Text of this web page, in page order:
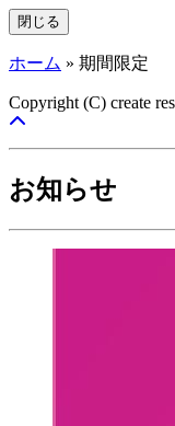
閉じる
ホーム » 期間限定
Copyright (C) create
お知らせ